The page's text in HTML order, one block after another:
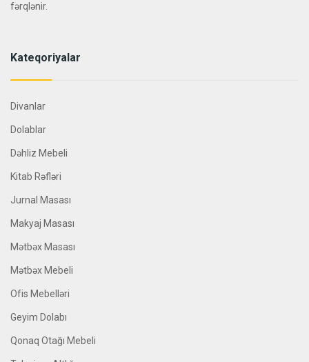
fərqlənir.
Kateqoriyalar
Divanlar
Dolablar
Dəhliz Mebeli
Kitab Rəfləri
Jurnal Masası
Makyaj Masası
Mətbəx Masası
Mətbəx Mebeli
Ofis Mebelləri
Geyim Dolabı
Qonaq Otağı Mebeli